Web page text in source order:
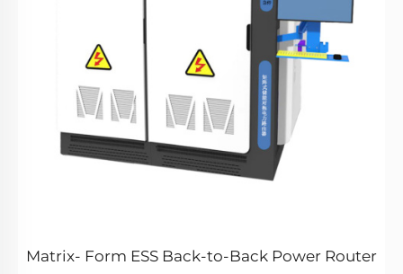
Matrix- Form ESS Back-to-Back Power Router